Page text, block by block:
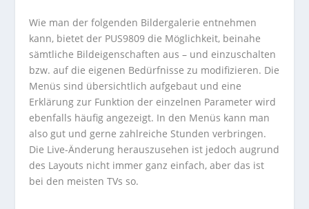
Wie man der folgenden Bildergalerie entnehmen
kann, bietet der PUS9809 die Möglichkeit, beinahe
sämtliche Bildeigenschaften aus – und einzuschalten
bzw. auf die eigenen Bedürfnisse zu modifizieren. Die
Menüs sind übersichtlich aufgebaut und eine
Erklärung zur Funktion der einzelnen Parameter wird
ebenfalls häufig angezeigt. In den Menüs kann man
also gut und gerne zahlreiche Stunden verbringen.
Die Live-Änderung herauszusehen ist jedoch augrund
des Layouts nicht immer ganz einfach, aber das ist
bei den meisten TVs so.